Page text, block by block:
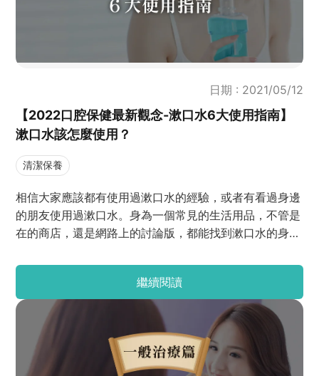
日期 : 2021/05/12
【2022口腔保健最新觀念-漱口水6大使用指南】
漱口水該怎麼使用？
清潔保養
相信大家應該都有使用過漱口水的經驗，或者有看過身邊
的朋友使用過漱口水。身為一個常見的生活用品，不管是
在的商店，還是網路上的討論版，都能找到漱口水的身影
「漱口水到底有沒有用？」、「市面上這麼多種漱口水，
該如何挑選？」、「漱口水好辣哦，我一定要用嗎？」...
等問題。而為了解答以上常見的疑惑，今天J編我整理了
漱口水的6大使用指南，方便大家可以快速了解一下XD~
繼續閱讀